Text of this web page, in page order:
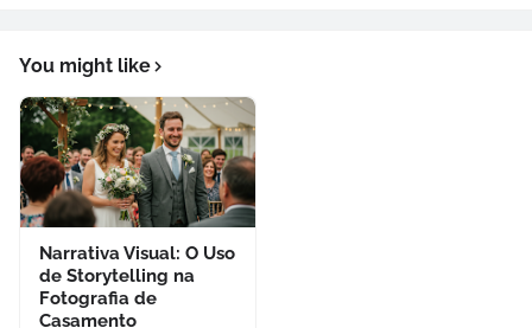
You might like
Narrativa Visual: O Uso
de Storytelling na
Fotografia de
Casamento